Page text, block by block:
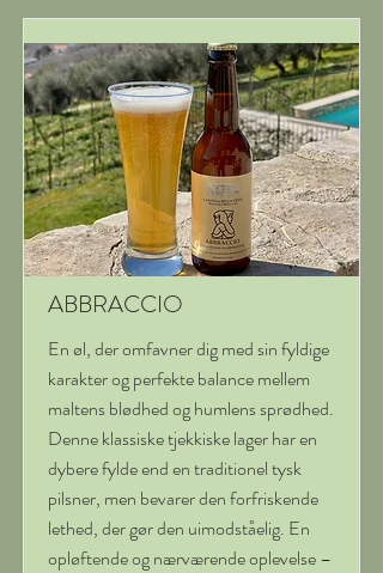
ABBRACCIO
En øl, der omfavner dig med sin fyldige
karakter og perfekte balance mellem
maltens blødhed og humlens sprødhed.
Denne klassiske tjekkiske lager har en
dybere fylde end en traditionel tysk
pilsner, men bevarer den forfriskende
lethed, der gør den uimodståelig. En
opløftende og nærværende oplevelse –